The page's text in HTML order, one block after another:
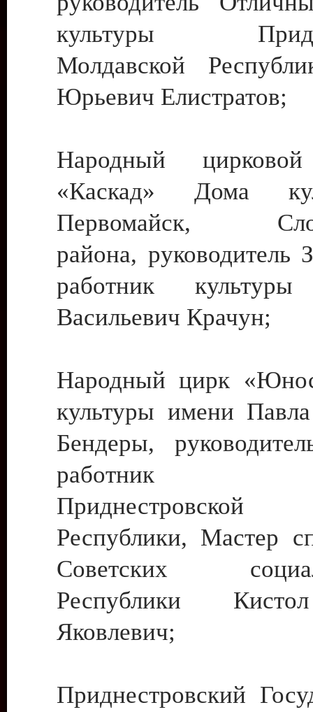
культуры
Молдавской
Юрьевич Елистратов;
Народный цирковой
«Каскад» Дома
Первомайск,
района, руководитель
работник культуры
Васильевич Крачун;
Народный цирк
культуры имени
Бендеры,
работник
Приднестровской
Республики, Мастер
Советских
Республики
Яковлевич;
Приднестровский